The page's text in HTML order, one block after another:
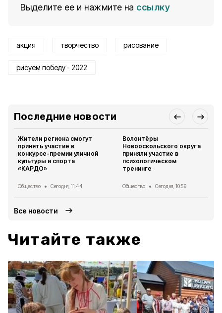
Выделите ее и нажмите на ссылку
акция творчество рисование
рисуем победу - 2022
Последние новости
Жители региона смогут
принять участие в
конкурсе-премии уличной
культуры и спорта
«КАРДО»
Общество Сегодня, 11:44
Волонтёры
Новооскольского округа
приняли участие в
психологическом
тренинге
Общество Сегодня, 10:59
Все новости
Читайте также